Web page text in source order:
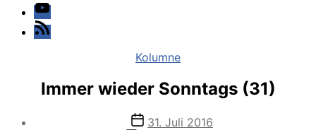
Youtube
Feed
Kategorien
Kolumne
Immer wieder Sonntags (31)
Veröffentlichungsdatum
31. Juli 2016